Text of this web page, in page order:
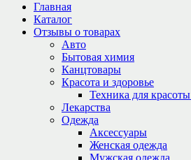
Главная
Каталог
Отзывы о товарах
Авто
Бытовая химия
Канцтовары
Красота и здоровье
Техника для
Лекарства
Одежда
Аксессуары
Женская одежда
Мужская одежда